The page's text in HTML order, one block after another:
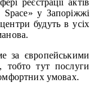
Space» у Запоріжжі
будуть в усіх
за європейськими
тобто тут послуги
умовах.